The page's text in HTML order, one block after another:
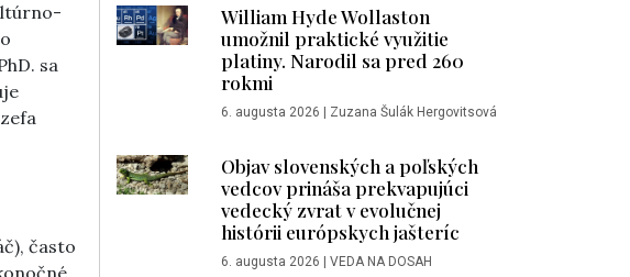
sa
často
William Hyde Wollaston
umožnil praktické využitie
platiny. Narodil sa pred 260
rokmi
6. augusta 2026 | Zuzana Šulák Hergovitsová
Objav slovenských a poľských
vedcov prináša prekvapujúci
vedecký zvrat v evolučnej
histórii európskych jašteríc
6. augusta 2026 | VEDA NA DOSAH